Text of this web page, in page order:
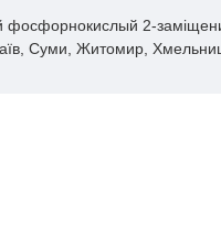
2-
Суми, Житомир,